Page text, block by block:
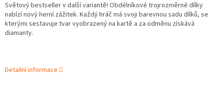
Světový bestseller v další variantě! Obdélníkové trojrozměrné dílky
nabízí nový herní zážitek. Každý hráč má svoji barevnou sadu dílků, se
kterými sestavuje tvar vyobrazený na kartě a za odměnu získává
diamanty.
Detailní informace